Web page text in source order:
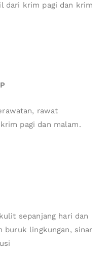
dari krim pagi dan krim
rawat
pagi dan malam.
sepanjang hari dan
buruk lingkungan, sinar